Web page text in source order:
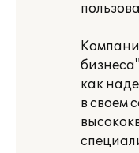
как
в своем